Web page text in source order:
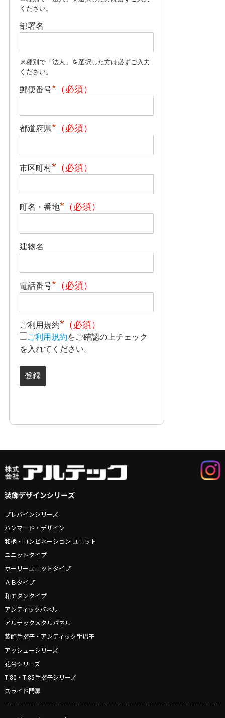
部署名
郵便番号*
都道府県*
市区町村*
町名・番地*
建物名
電話番号*
ご利用規約*
ご利用規約をご確認の上チェック
を入れてください。
装飾デザインシリーズ
プレバインシリーズ
ハンマード・デザイン
和柄・コンビネーション ユニット
ユニットタイプ
ホーリーユニットタイプ
ＡＢタイプ
和モダンタイプ
アンティックパネル
アルテックメタルパネル
装飾手摺子・アンティック手摺子
アッシューシリーズ
花台シリーズ
T-80・T-85手摺子シリーズ
スライド門扉